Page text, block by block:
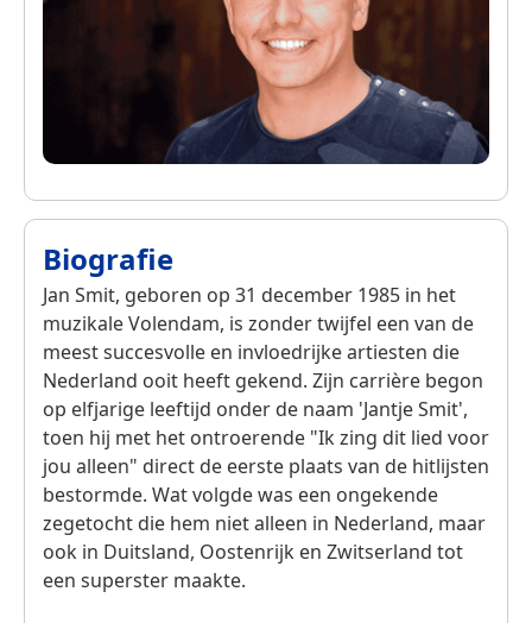
Biografie
Jan Smit, geboren op 31 december 1985 in het
muzikale Volendam, is zonder twijfel een van de
meest succesvolle en invloedrijke artiesten die
Nederland ooit heeft gekend. Zijn carrière begon
op elfjarige leeftijd onder de naam 'Jantje Smit',
toen hij met het ontroerende "Ik zing dit lied voor
jou alleen" direct de eerste plaats van de hitlijsten
bestormde. Wat volgde was een ongekende
zegetocht die hem niet alleen in Nederland, maar
ook in Duitsland, Oostenrijk en Zwitserland tot
een superster maakte.